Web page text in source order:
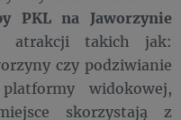
PKL na Jaworzynie
atrakcji takich jak:
czy podziwianie
widokowej,
skorzystają z